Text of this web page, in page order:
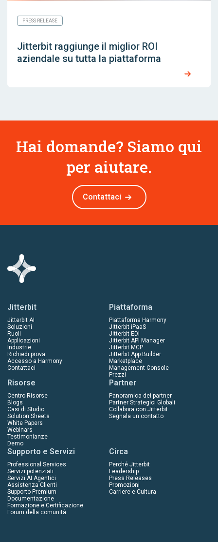
PRESS RELEASE
Jitterbit raggiunge il miglior ROI
aziendale su tutta la piattaforma
Hai domande? Siamo qui
per aiutare.
Contattaci
Jitterbit
Jitterbit AI
Soluzioni
Ruoli
Applicazioni
Industrie
Richiedi prova
Accesso a Harmony
Contattaci
Piattaforma
Piattaforma Harmony
Jitterbit iPaaS
Jitterbit EDI
Jitterbit API Manager
Jitterbit MCP
Jitterbit App Builder
Marketplace
Management Console
Prezzi
Risorse
Centro Risorse
Blogs
Casi di Studio
Solution Sheets
White Papers
Webinars
Testimonianze
Demo
Partner
Panoramica dei partner
Partner Strategici Globali
Collabora con Jitterbit
Segnala un contatto
Supporto e Servizi
Professional Services
Servizi potenziati
Servizi AI Agentici
Assistenza Clienti
Supporto Premium
Documentazione
Formazione e Certificazione
Forum della comunità
Circa
Perché Jitterbit
Leadership
Press Releases
Promozioni
Carriere e Cultura